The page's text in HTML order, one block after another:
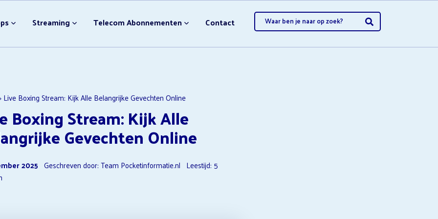
Streaming
Nieuwe Disney Films
NPO Plus Downloader
Ondertiteling Disney Plus
Video streamingdiensten opzeggen
F1 TV Opzeggen
Telecom Abonnementen Contact
Nieuwe Disney Films
Live Boxing Stream: Kijk Alle Belangrijke Gevechten Online
Boxing Stream: Kijk Alle
Gevechten Online
2025 Geschreven door: Team Pocketinformatie.nl Leestijd: 5